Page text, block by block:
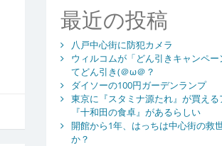
最近の投稿
八戸中心街に防犯カメラ
ウィルコムが「どん引きキャンペ
てどん引き(＠ω＠？
ダイソーの100円ガーデンランプ
東京に『スタミナ源たれ』が買え
『十和田の食卓』があるらしい
開館から1年、はっちは中心街の救
か？